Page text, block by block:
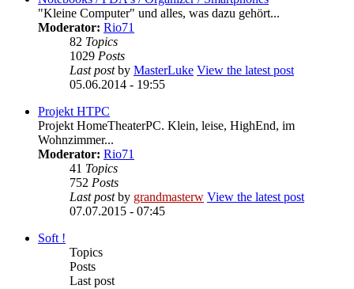
"Kleine Computer" und alles, was dazu gehört...
Moderator: Rio71
82 Topics
1029 Posts
Last postby MasterLuke View the latest post
05.06.2014 - 19:55
Projekt HTPC
Projekt HomeTheaterPC. Klein, leise, HighEnd, im
Wohnzimmer...
Moderator: Rio71
41 Topics
752 Posts
Last postby grandmasterw View the latest post
07.07.2015 - 07:45
Soft !
Topics
Posts
Last post